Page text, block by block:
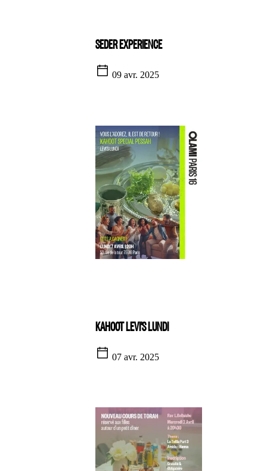
SEDER EXPERIENCE
09 avr. 2025
KAHOOT LEVI'S LUNDI
07 avr. 2025